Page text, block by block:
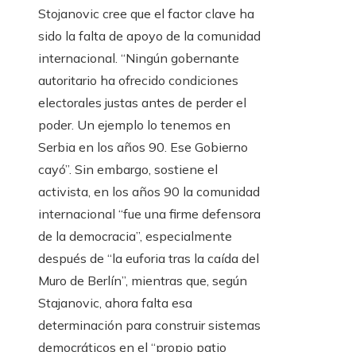
Stojanovic cree que el factor clave ha
sido la falta de apoyo de la comunidad
internacional. “Ningún gobernante
autoritario ha ofrecido condiciones
electorales justas antes de perder el
poder. Un ejemplo lo tenemos en
Serbia en los años 90. Ese Gobierno
cayó”. Sin embargo, sostiene el
activista, en los años 90 la comunidad
internacional “fue una firme defensora
de la democracia”, especialmente
después de “la euforia tras la caída del
Muro de Berlín”, mientras que, según
Stajanovic, ahora falta esa
determinación para construir sistemas
democráticos en el “propio patio